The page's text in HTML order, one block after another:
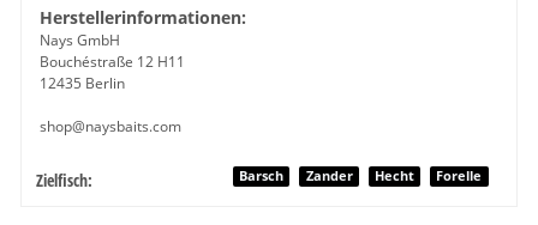
Herstellerinformationen:
Nays GmbH
Bouchéstraße 12 H11
12435 Berlin
shop@naysbaits.com
Produkteigenschaft
Wert
Zielfisch: Barsch Zander Hecht Forelle